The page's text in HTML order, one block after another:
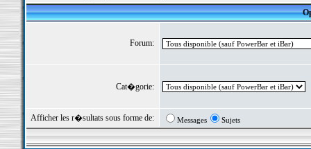
Forum:
Cat�gorie:
Afficher les r�sultats sous forme de: Messages Sujets